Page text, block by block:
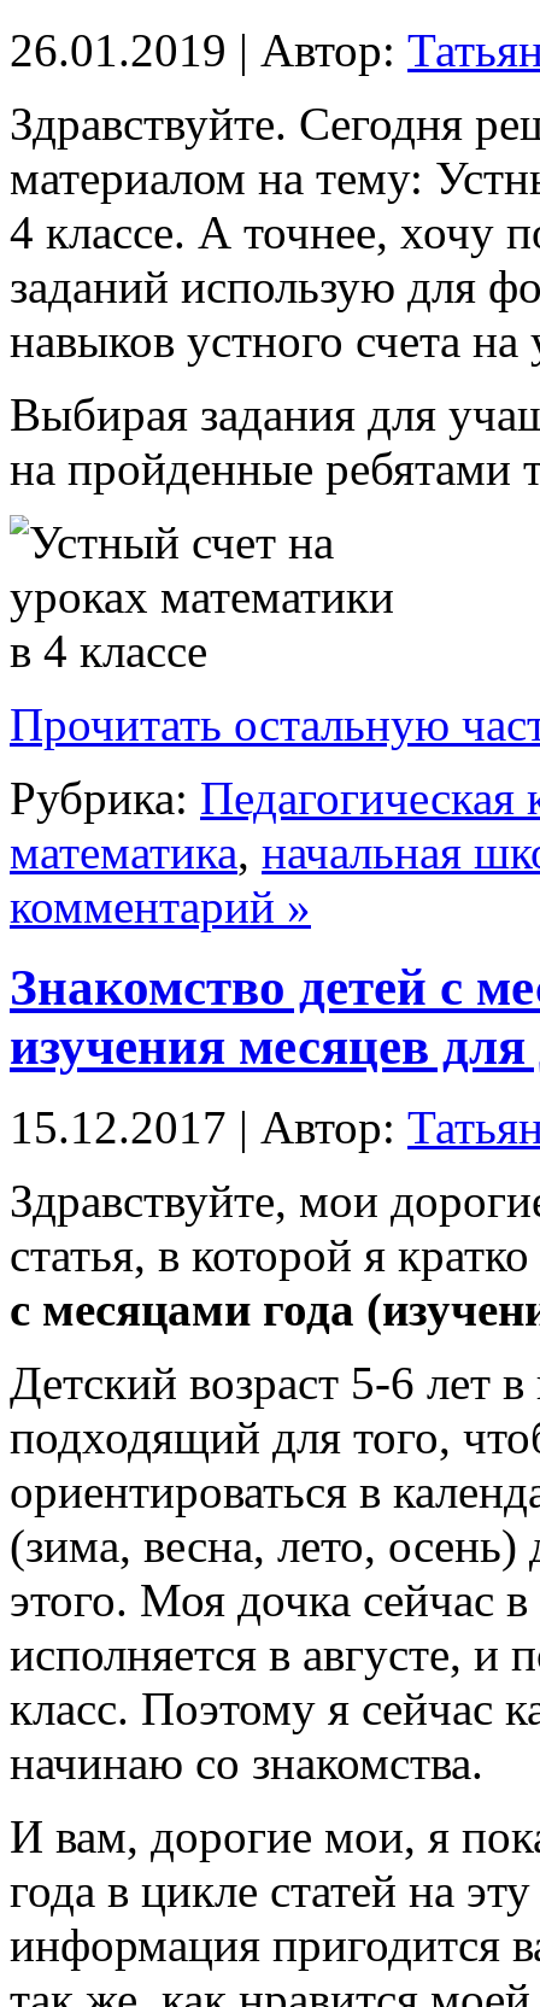
26.01.2019 | Автор:
Здравствуйте. Сегодня
материалом на тему:
4 классе. А точнее, хочу
заданий использую для
навыков устного счета
Выбирая задания для
на пройденные ребятами
Прочитать остальную
Рубрика: Педагогическая
математика, начальная
комментарий »
Знакомство детей с
изучения месяцев для
15.12.2017 | Автор:
Здравствуйте, мои
статья, в которой я
с месяцами года
Детский возраст 5-6 лет
подходящий для того,
ориентироваться в
(зима, весна, лето,
этого. Моя дочка сейчас
исполняется в августе, и
класс. Поэтому я сейчас
начинаю со знакомства.
И вам, дорогие мои, я
года в цикле статей на
информация пригодится